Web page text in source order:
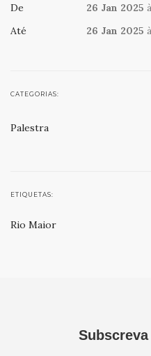
De 26 Jan 2025
Até
26 Jan 2025
CATEGORIAS:
Palestra
ETIQUETAS:
Rio Maior